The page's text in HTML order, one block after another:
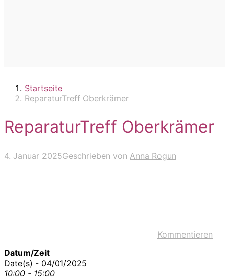
Startseite
ReparaturTreff Oberkrämer
ReparaturTreff Oberkrämer
4. Januar 2025Geschrieben von Anna Rogun
Kommentieren
Datum/Zeit
Date(s) - 04/01/2025
10:00 - 15:00